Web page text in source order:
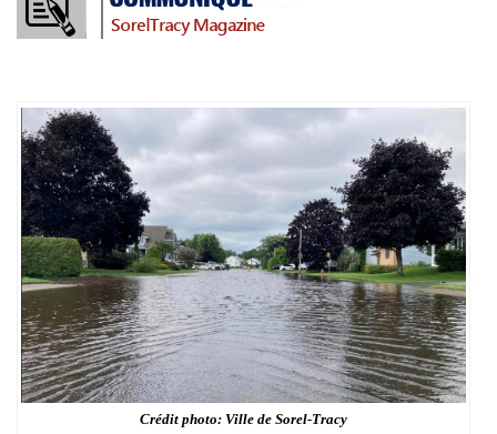
Crédit photo: Ville de Sorel-Tracy